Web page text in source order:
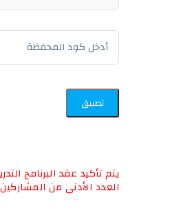
تطبيق
يتم تأكيد عقد البرنامج
العدد الأدنى من